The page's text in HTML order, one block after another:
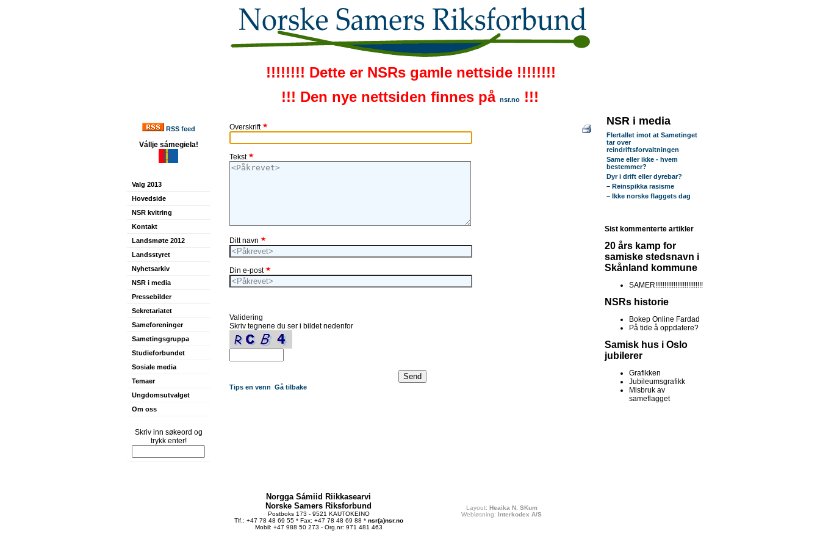
!!!!!!!! Dette er NSRs gamle nettside !!!!!!!!
!!! Den nye nettsiden finnes på nsr.no !!!
RSS feed
Vállje sámegiela!
Valg 2013
Hovedside
NSR kvitring
Kontakt
Landsmøte 2012
Landsstyret
Nyhetsarkiv
NSR i media
Pressebilder
Sekretariatet
Sameforeninger
Sametingsgruppa
Studieforbundet
Sosiale media
Temaer
Ungdomsutvalget
Om oss
Skriv inn søkeord og
trykk enter!
Overskrift
Tekst
Ditt navn
Din e-post
Validering
Skriv tegnene du ser i bildet nedenfor
Tips en venn Gå tilbake
NSR i media
Flertallet imot at Sametinget
tar over
reindriftsforvaltningen
Same eller ikke - hvem
bestemmer?
Dyr i drift eller dyrebar?
– Reinspikka rasisme
– Ikke norske flaggets dag
Sist kommenterte artikler
20 års kamp for
samiske stedsnavn i
Skånland kommune
SAMER!!!!!!!!!!!!!!!!!!!!!!!!!!
NSRs historie
Bokep Online Fardad
På tide å oppdatere?
Samisk hus i Oslo
jubilerer
Grafikken
Jubileumsgrafikk
Misbruk av
sameflagget
Norgga Sámiid Riikkasearvi
Norske Samers Riksforbund
Postboks 173 - 9521 KAUTOKEINO
Tlf.: +47 78 48 69 55 * Fax: +47 78 48 69 88 * nsr(a)nsr.no
Mobil: +47 988 50 273 - Org.nr: 971 481 463
Layout: Heaika N. SKum
Webløsning: Interkodex A/S